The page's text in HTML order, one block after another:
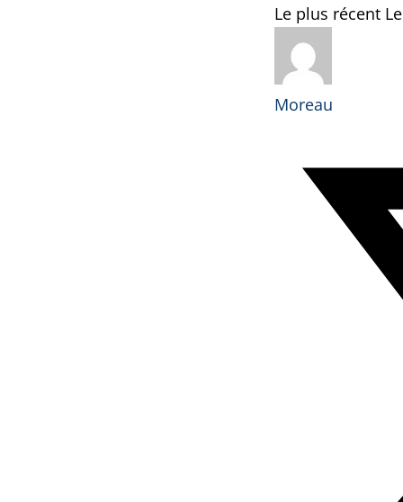
Le plus récent
Moreau